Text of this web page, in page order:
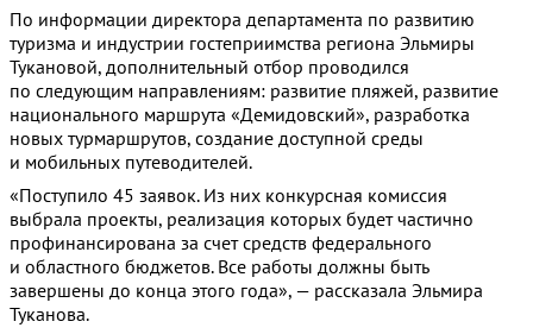
По информации директора департамента по развитию
туризма и индустрии гостеприимства региона Эльмиры
Тукановой, дополнительный отбор проводился
по следующим направлениям: развитие пляжей, развитие
национального маршрута «Демидовский», разработка
новых турмаршрутов, создание доступной среды
и мобильных путеводителей.
«Поступило 45 заявок. Из них конкурсная комиссия
выбрала проекты, реализация которых будет частично
профинансирована за счет средств федерального
и областного бюджетов. Все работы должны быть
завершены до конца этого года», — рассказала Эльмира
Туканова.